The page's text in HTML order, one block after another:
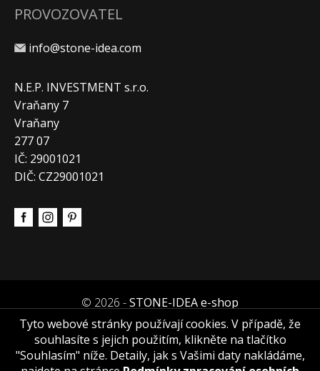
PROVOZOVATEL
info@stone-idea.com
N.E.P. INVESTMENT s.r.o.
Vraňany 7
Vraňany
277 07
IČ: 29001021
DIČ: CZ29001021
© 2026 -STONE-IDEA e-shop
Tyto webové stránky používají cookies. V případě, že
souhlasíte s jejich použitím, klikněte na tlačítko
"Souhlasím" níže. Detaily, jak s Vašimi daty nakládáme,